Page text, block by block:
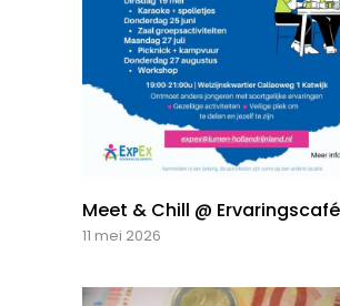
Meet & Chill @
11 mei 2026